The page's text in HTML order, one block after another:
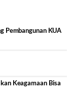
Pembangunan KUA
Keagamaan Bisa